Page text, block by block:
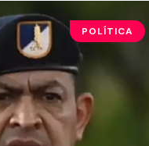
POLÍTICA